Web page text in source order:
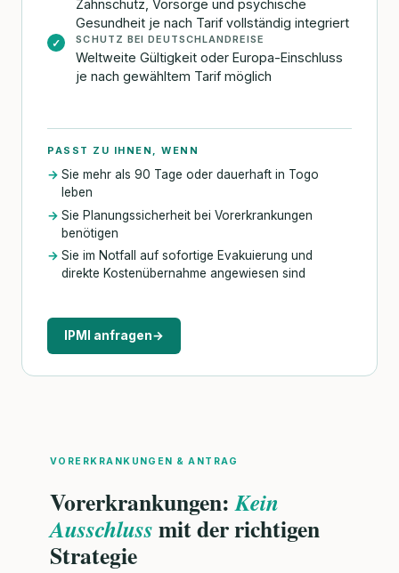
Zahnschutz, Vorsorge und psychische
Gesundheit je nach Tarif vollständig integriert
✓ SCHUTZ BEI DEUTSCHLANDREISE
Weltweite Gültigkeit oder Europa-Einschluss
je nach gewähltem Tarif möglich
PASST ZU IHNEN, WENN
Sie mehr als 90 Tage oder dauerhaft in Togo
leben
Sie Planungssicherheit bei Vorerkrankungen
benötigen
Sie im Notfall auf sofortige Evakuierung und
direkte Kostenübernahme angewiesen sind
IPMI anfragen→
VORERKRANKUNGEN & ANTRAG
Vorerkrankungen:Kein
Ausschlussmit der richtigen
Strategie